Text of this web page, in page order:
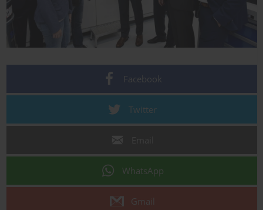
Facebook
Twitter
WhatsApp
Gmail